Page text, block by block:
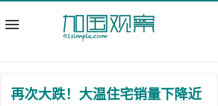
再次大跌！大温住宅销量下降近